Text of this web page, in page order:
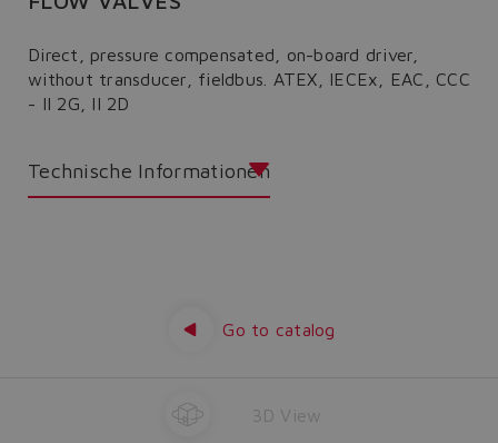
Direct, pressure compensated, on-board driver,
without transducer, fieldbus. ATEX, IECEx, EAC, CCC
- II 2G, II 2D
Technische Informationen
Go to catalog
3D View